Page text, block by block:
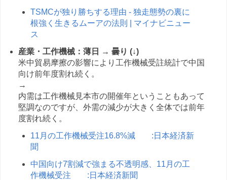
TSMCが独り勝ちする理由 - 独走態勢の裏に
根強く生きるムーアの法則 | マイナビニュー
ス
産業・工作機械：薄日 → 曇り (↓)
米中貿易摩擦の影響により工作機械受註統計で中国
向け前年度割れ続く。
→
内需は工作機械見本市の開催年ということもあって
堅調なのですが、外需の減少が大きく全体では前年
度割れ続く。
11月の工作機械受注16.8%減 :日本経済新
聞
中国向け7割減で強まる不透明感、11月の工
作機械受注 :日本経済新聞